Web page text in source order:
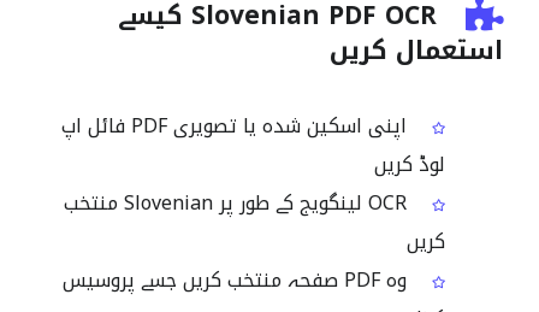
Slovenian PDF OCR کیسے
استعمال کریں
اپنی اسکین شدہ یا تصویری PDF فائل اپ
لوڈ کریں
OCR لینگویج کے طور پر Slovenian منتخب
کریں
وہ PDF صفحہ منتخب کریں جسے پروسیس